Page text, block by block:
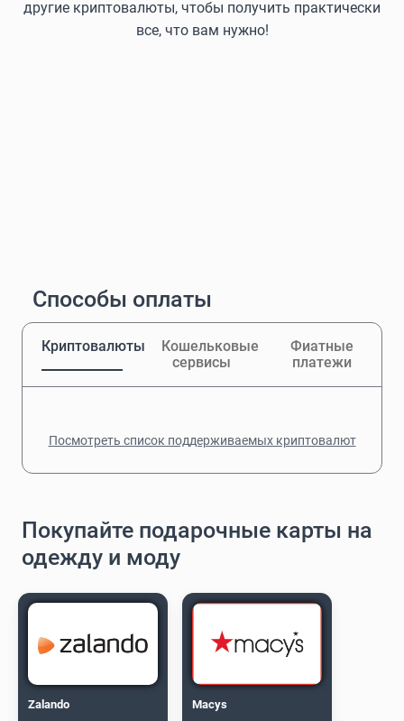
другие криптовалюты, чтобы получить практически
все, что вам нужно!
Способы оплаты
Криптовалюты
Кошельковые
сервисы
Фиатные
платежи
Посмотреть список поддерживаемых криптовалют
Покупайте подарочные карты на
одежду и моду
Zalando Macys